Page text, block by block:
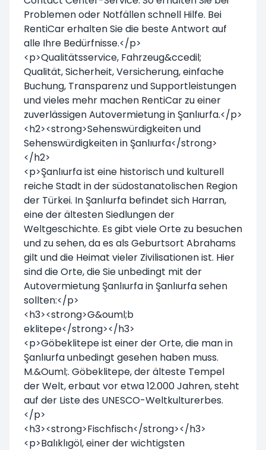
Problemen oder Notfällen schnell Hilfe. Bei
RentiCar erhalten Sie die beste Antwort auf
alle Ihre Bedürfnisse.</p>
<p>Qualitätsservice, Fahrzeug&ccedil;
Qualität, Sicherheit, Versicherung, einfache
Buchung, Transparenz und Supportleistungen
und vieles mehr machen RentiCar zu einer
zuverlässigen Autovermietung in Şanlıurfa.</p>
<h2><strong>Sehenswürdigkeiten und
Sehenswürdigkeiten in Şanlıurfa</strong>
</h2>
<p>Şanlıurfa ist eine historisch und kulturell
reiche Stadt in der südostanatolischen Region
der Türkei. In Şanlıurfa befindet sich Harran,
eine der ältesten Siedlungen der
Weltgeschichte. Es gibt viele Orte zu besuchen
und zu sehen, da es als Geburtsort Abrahams
gilt und die Heimat vieler Zivilisationen ist. Hier
sind die Orte, die Sie unbedingt mit der
Autovermietung Şanlıurfa in Şanlıurfa sehen
sollten:</p>
<h3><strong>G&ouml;b
eklitepe</strong></h3>
<p>Göbeklitepe ist einer der Orte, die man in
Şanlıurfa unbedingt gesehen haben muss.
M.&Ouml;. Göbeklitepe, der älteste Tempel
der Welt, erbaut vor etwa 12.000 Jahren, steht
auf der Liste des UNESCO-Weltkulturerbes.
</p>
<h3><strong>Fischfisch</strong></h3>
<p>Balıklıgöl, einer der wichtigsten